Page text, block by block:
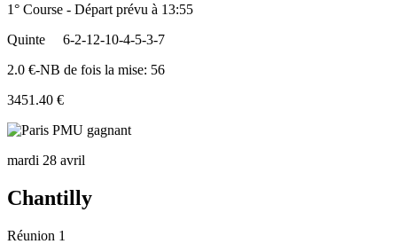
1° Course - Départ prévu à 13:55
Quinte
6-2-12-10-4-5-3-7
2.0 €-NB de fois la mise: 56
3451.40 €
mardi 28 avril
Chantilly
Réunion 1